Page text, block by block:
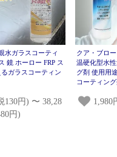
水ガラスコーティ
鏡 ホーロー FRP ス
ガラスコーティン
130円) 〜 38,28
円)
クア・ブロ
温硬化型水
グ剤 使用用
コーティン
1,980